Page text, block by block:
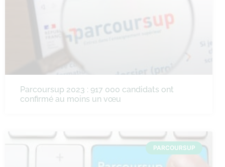
Parcoursup 2023 : 917 000 candidats ont
confirmé au moins un vœu
PARCOURSUP